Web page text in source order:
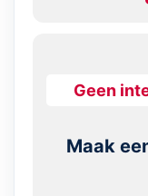
Geen
Maak